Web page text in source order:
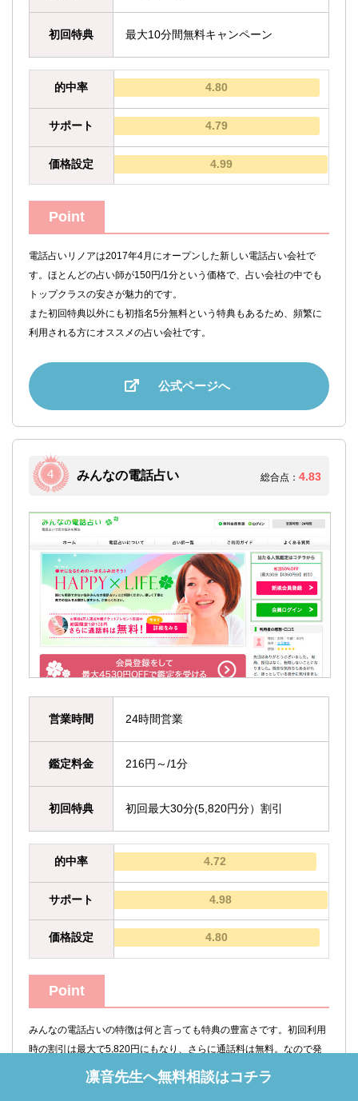
凛音先生へ無料相談はコチラ
初回特典 最大10分間無料キャンペーン
的中率 4.80
サポート 4.79
価格設定 4.99
Point
電話占いリノアは2017年4月にオープンした新しい電話占い会社で
す。ほとんどの占い師が150円/1分という価格で、占い会社の中でも
トップクラスの安さが魅力的です。
また初回特典以外にも初指名5分無料という特典もあるため、頻繁に
利用される方にオススメの占い会社です。
公式ページへ
みんなの電話占い 総合点： 4.83
営業時間 24時間営業
鑑定料金 216円～/1分
初回特典 初回最大30分(5,820円分）割引
的中率 4.72
サポート 4.98
価格設定 4.80
Point
みんなの電話占いの特徴は何と言っても特典の豊富さです。初回利用
時の割引は最大で5,820円にもなり、さらに通話料は無料。なので発
生する料金は鑑定料だけ。雑誌などにも掲載されたことのある占い師
も多く在籍しているので、抱えている悩みを絶対に解決したい方にオ